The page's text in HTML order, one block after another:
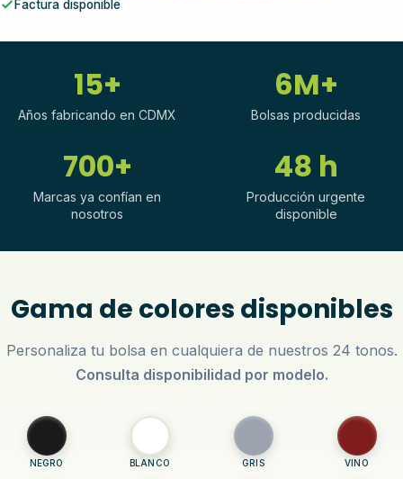
Factura disponible
15+
Años fabricando en CDMX
6M+
Bolsas producidas
700+
Marcas ya confían en
nosotros
48 h
Producción urgente
disponible
Gama de colores disponibles
Personaliza tu bolsa en cualquiera de nuestros 24 tonos.
Consulta disponibilidad por modelo.
NEGRO BLANCO GRIS VINO